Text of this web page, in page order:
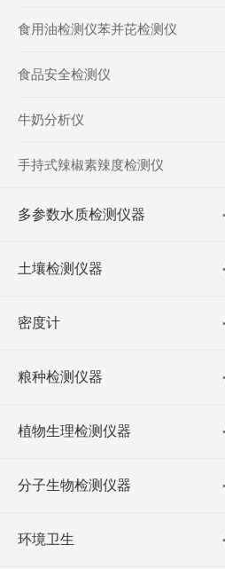
食用油检测仪苯并芘检测仪
食品安全检测仪
牛奶分析仪
手持式辣椒素辣度检测仪
多参数水质检测仪器
土壤检测仪器
密度计
粮种检测仪器
植物生理检测仪器
分子生物检测仪器
环境卫生